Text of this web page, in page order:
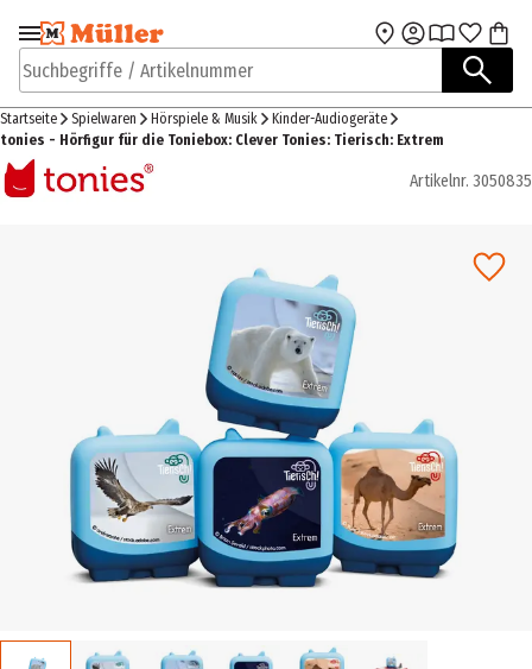
Zur Navigation
springen
Zum Hauptinhalt
Suchbegriffe / Artikelnummer
Startseite Spielwaren Hörspiele & Musik
Kinder-Audiogeräte
tonies - Hörfigur für die Toniebox: Clever Tonies: Tierisch: Extrem
Artikelnr. 3050835